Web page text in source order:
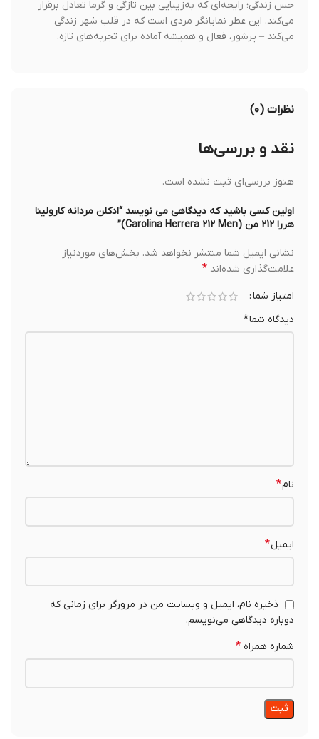
حس زندگی؛ رایحه‌ای که به‌زیبایی بین تازگی و گرما تعادل برقرار
می‌کند. این عطر نمایانگر مردی است که در قلب شهر زندگی
می‌کند – پرشور، فعال و همیشه آماده برای تجربه‌های تازه.
نظرات (۰)
نقد و بررسی‌ها
هنوز بررسی‌ای ثبت نشده است.
اولین کسی باشید که دیدگاهی می نویسد “ادکلن مردانه کارولینا
نشانی ایمیل شما منتشر نخواهد شد. بخش‌های موردنیاز
علامت‌گذاری شده‌اند*
امتیاز شما
دیدگاه شما*
ایمیل*
ذخیره نام، ایمیل و وبسایت من در مرورگر برای زمانی که
دوباره دیدگاهی می‌نویسم.
شماره همراه*